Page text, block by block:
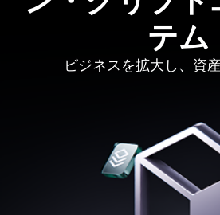
テム
ビジネスを拡大し、資